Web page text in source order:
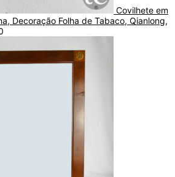
Covilhete em
Decoração Folha de Tabaco, Qianlong,